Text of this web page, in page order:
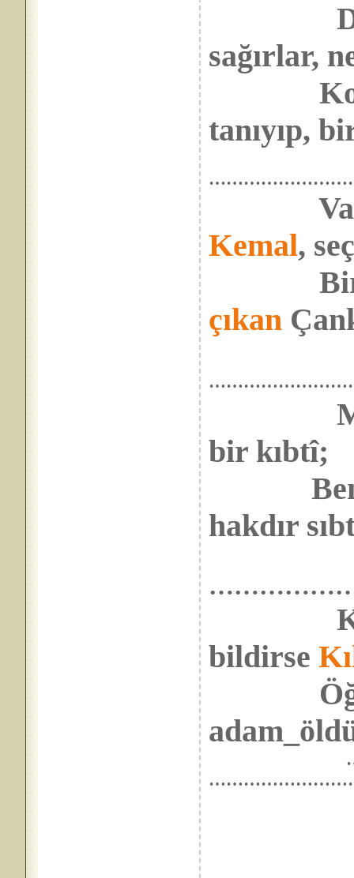
sağırlar,
tanıyıp,
Kemal,
Bir
çıkan
bir kıbtî;
Bence
hakdır
bildirse